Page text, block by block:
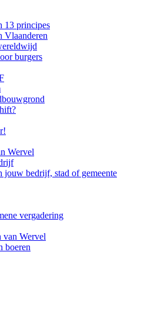
13 principes
Vlaanderen
burgers
Wervel
jouw bedrijf, stad of gemeente
vergadering
van Wervel
boeren